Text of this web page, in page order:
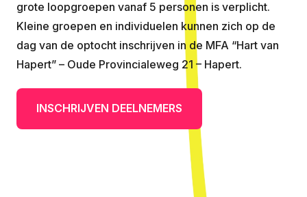
grote loopgroepen vanaf 5 personen is verplicht.
Kleine groepen en individuelen kunnen zich op de
dag van de optocht inschrijven in de MFA “Hart van
Hapert” – Oude Provincialeweg 21 – Hapert.
INSCHRIJVEN DEELNEMERS